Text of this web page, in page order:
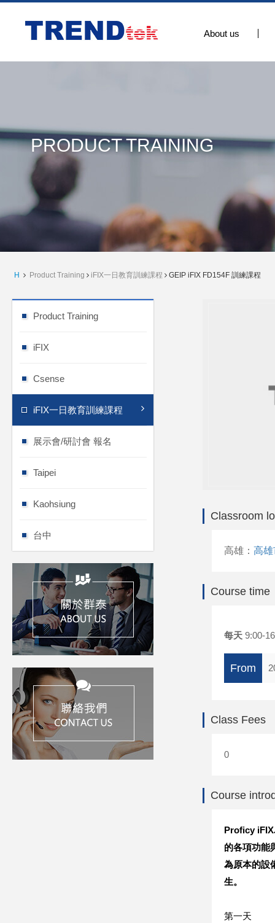
About us
PRODUCT TRAINING
H Product Training iFIX一日教育訓練課程 GEIP iFIX FD154F 訓練課程
Product Training
iFIX
Csense
iFIX一日教育訓練課程
展示會/研討會 報名
Taipei
Kaohsiung
台中
Classroom
高雄： 高
Course time
每天 9:00-
From
Class Fees
0
Course
Proficy iFIX
的各項功能
為原本的設
生。
第一天